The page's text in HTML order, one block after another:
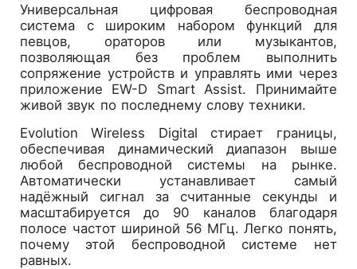
Универсальная цифровая беспроводная
система с широким набором функций для
певцов, ораторов или музыкантов,
позволяющая без проблем выполнить
сопряжение устройств и управлять ими через
приложение EW-D Smart Assist. Принимайте
живой звук по последнему слову техники.
Evolution Wireless Digital стирает границы,
обеспечивая динамический диапазон выше
любой беспроводной системы на рынке.
Автоматически устанавливает самый
надёжный сигнал за считанные секунды и
масштабируется до 90 каналов благодаря
полосе частот шириной 56 МГц. Легко понять,
почему этой беспроводной системе нет
равных.